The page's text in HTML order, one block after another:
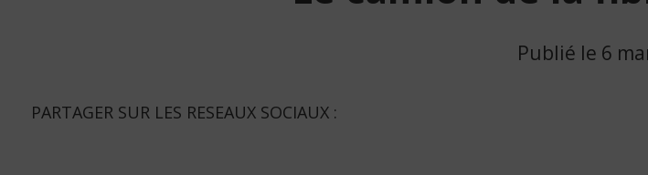
Publié le 6
PARTAGER SUR LES RESEAUX SOCIAUX :